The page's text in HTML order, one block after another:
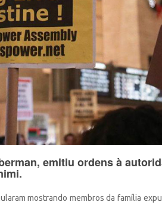
emitiu ordens à
mostrando membros da família